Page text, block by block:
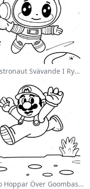
Söt Astronaut Svävande I Rymden Målarbild
Mario Hoppar Över Goombas Målarbild